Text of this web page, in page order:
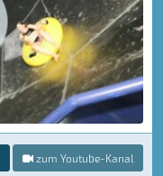
zum Youtube-Kanal